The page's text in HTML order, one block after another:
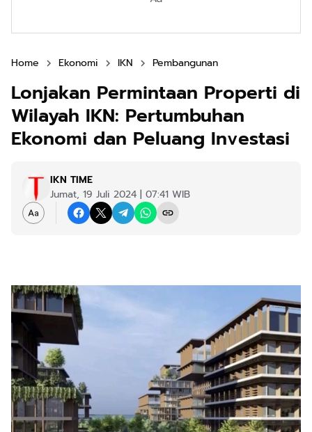
Home Ekonomi IKN Pembangunan
Lonjakan Permintaan Properti di
Wilayah IKN: Pertumbuhan
Ekonomi dan Peluang Investasi
IKN TIME
Jumat, 19 Juli 2024 | 07:41 WIB